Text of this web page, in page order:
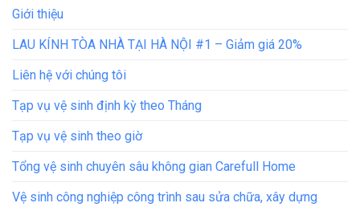
Giới thiệu
LAU KÍNH TÒA NHÀ TẠI HÀ NỘI #1 – Giảm giá 20%
Liên hệ với chúng tôi
Tạp vụ vệ sinh định kỳ theo Tháng
Tạp vụ vệ sinh theo giờ
Tổng vệ sinh chuyên sâu không gian Carefull Home
Vệ sinh công nghiệp công trình sau sửa chữa, xây dựng